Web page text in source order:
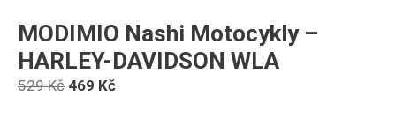
MODIMIO Nashi Motocykly –
HARLEY-DAVIDSON WLA
529Kč Původní
469 KčAktuální